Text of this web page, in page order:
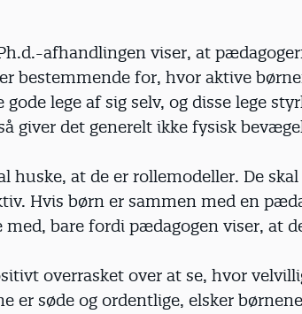
afhandlingen viser, at
bestemmende for, hvor aktive
gode lege af sig selv, og disse lege
giver det generelt ikke fysisk
huske, at de er rolle­modeller. De
Hvis børn er sammen med en
bare fordi pædagogen viser, at
overrasket over at se, hvor
er søde og ordentlige, elsker